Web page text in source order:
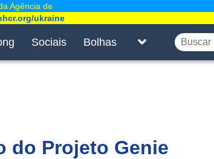
Sociais Bolhas
do Projeto Genie
Agência de
ukraine